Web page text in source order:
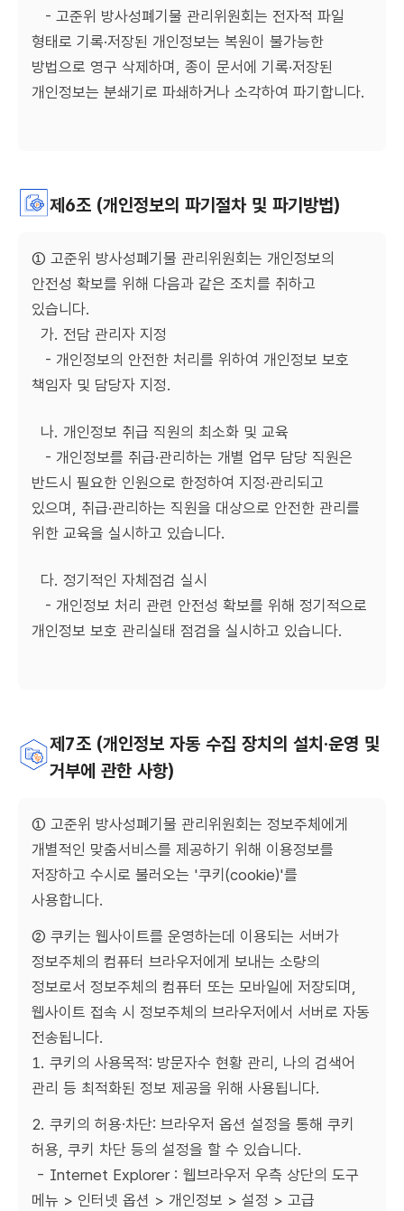
- 고준위 방사성폐기물 관리위원회는 전자적 파일
형태로 기록·저장된 개인정보는 복원이 불가능한
방법으로 영구 삭제하며, 종이 문서에 기록·저장된
개인정보는 분쇄기로 파쇄하거나 소각하여 파기합니다.
제6조 (개인정보의 파기절차 및 파기방법)
① 고준위 방사성폐기물 관리위원회는 개인정보의
안전성 확보를 위해 다음과 같은 조치를 취하고
있습니다.
가. 전담 관리자 지정
- 개인정보의 안전한 처리를 위하여 개인정보 보호
책임자 및 담당자 지정.
나. 개인정보 취급 직원의 최소화 및 교육
- 개인정보를 취급·관리하는 개별 업무 담당 직원은
반드시 필요한 인원으로 한정하여 지정·관리되고
있으며, 취급·관리하는 직원을 대상으로 안전한 관리를
위한 교육을 실시하고 있습니다.
다. 정기적인 자체점검 실시
- 개인정보 처리 관련 안전성 확보를 위해 정기적으로
개인정보 보호 관리실태 점검을 실시하고 있습니다.
제7조 (개인정보 자동 수집 장치의 설치·운영 및
거부에 관한 사항)
① 고준위 방사성폐기물 관리위원회는 정보주체에게
개별적인 맞춤서비스를 제공하기 위해 이용정보를
저장하고 수시로 불러오는 '쿠키(cookie)'를
사용합니다.
② 쿠키는 웹사이트를 운영하는데 이용되는 서버가
정보주체의 컴퓨터 브라우저에게 보내는 소량의
정보로서 정보주체의 컴퓨터 또는 모바일에 저장되며,
웹사이트 접속 시 정보주체의 브라우저에서 서버로 자동
전송됩니다.
1. 쿠키의 사용목적: 방문자수 현황 관리, 나의 검색어
관리 등 최적화된 정보 제공을 위해 사용됩니다.
2. 쿠키의 허용․차단: 브라우저 옵션 설정을 통해 쿠키
허용, 쿠키 차단 등의 설정을 할 수 있습니다.
- Internet Explorer : 웹브라우저 우측 상단의 도구
메뉴 > 인터넷 옵션 > 개인정보 > 설정 > 고급